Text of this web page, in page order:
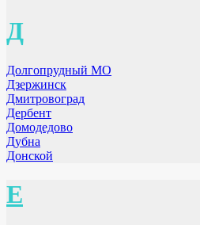
Д
Долгопрудный МО
Дзержинск
Дмитровоград
Дербент
Домодедово
Дубна
Донской
Е